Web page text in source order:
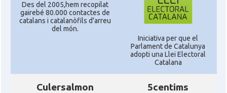
Des del 2005,hem recopilat
gairebé 80.000 contactes de
catalans i catalanòfils d'arreu
del món.
Iniciativa per que el
Parlament de Catalunya
adopti una Llei Electoral
Catalana
Culersalmon 5centims